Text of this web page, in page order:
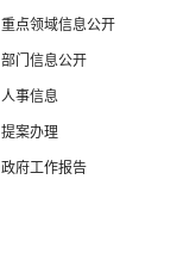
重点领域信息公开
部门信息公开
人事信息
提案办理
政府工作报告